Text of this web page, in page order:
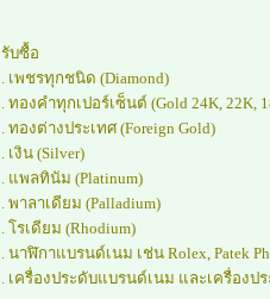
รับซื้อ
. เพชรทุกชนิด (Diamond)
. ทองคำทุกเปอร์เซ็นต์ (Gold 24K, 22K,
. ทองต่างประเทศ (Foreign Gold)
. เงิน (Silver)
. แพลทินัม (Platinum)
. พาลาเดียม (Palladium)
. โรเดียม (Rhodium)
. นาฬิกาแบรนด์เนม เช่น Rolex, Patek
. เครื่องประดับแบรนด์เนม และเครื่องป